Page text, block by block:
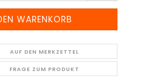
AUF DEN MERKZETTEL
FRAGE ZUM PRODUKT